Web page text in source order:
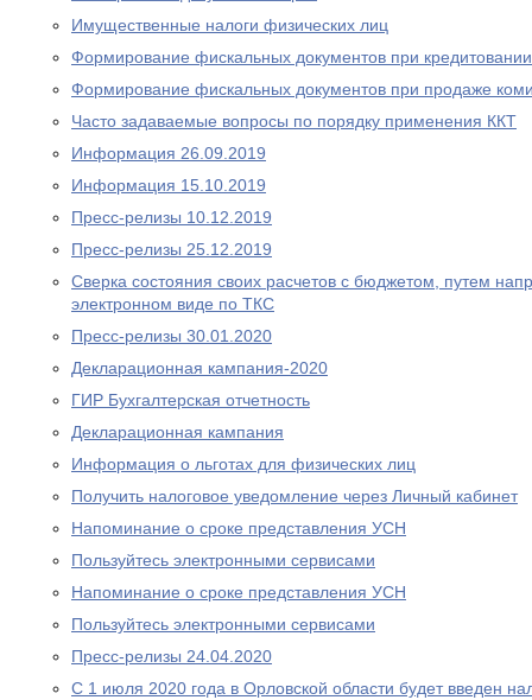
Имущественные налоги физических лиц
Формирование фискальных документов при кредитовании
Формирование фискальных документов при продаже
Часто задаваемые вопросы по порядку применения ККТ
Информация 26.09.2019
Информация 15.10.2019
Пресс-релизы 10.12.2019
Пресс-релизы 25.12.2019
Сверка состояния своих расчетов с бюджетом, путем
электронном виде по ТКС
Пресс-релизы 30.01.2020
Декларационная кампания-2020
ГИР Бухгалтерская отчетность
Декларационная кампания
Информация о льготах для физических лиц
Получить налоговое уведомление через Личный кабинет
Напоминание о сроке представления УСН
Пользуйтесь электронными сервисами
Напоминание о сроке представления УСН
Пользуйтесь электронными сервисами
Пресс-релизы 24.04.2020
С 1 июля 2020 года в Орловской области будет введен